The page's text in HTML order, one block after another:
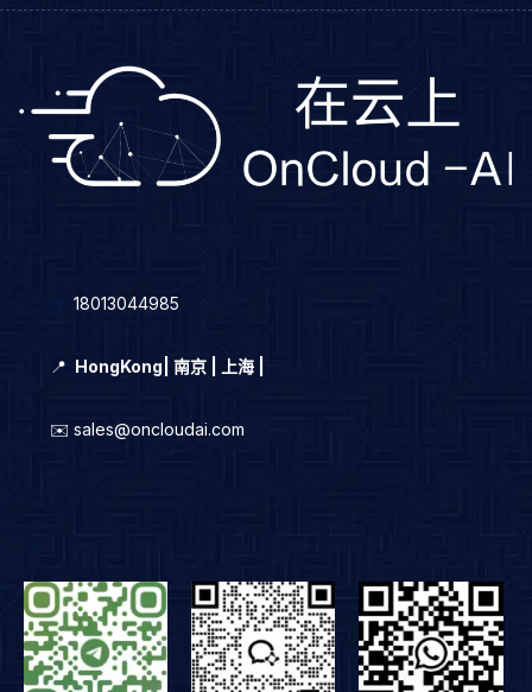
18013044985
📍 HongKong 南京 | 上海 |
✉️ sales@oncloudai.com